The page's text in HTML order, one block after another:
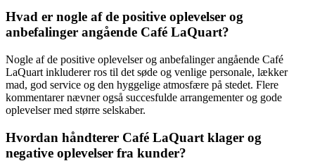
Hvad er nogle af de positive oplevelser og
anbefalinger angående Café LaQuart?
Nogle af de positive oplevelser og anbefalinger angående Café
LaQuart inkluderer ros til det søde og venlige personale, lækker
mad, god service og den hyggelige atmosfære på stedet. Flere
kommentarer nævner også succesfulde arrangementer og gode
oplevelser med større selskaber.
Hvordan håndterer Café LaQuart klager og
negative oplevelser fra kunder?